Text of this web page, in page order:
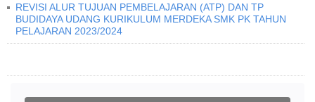
REVISI ALUR TUJUAN PEMBELAJARAN (ATP) DAN TP
BUDIDAYA UDANG KURIKULUM MERDEKA SMK PK TAHUN
PELAJARAN 2023/2024